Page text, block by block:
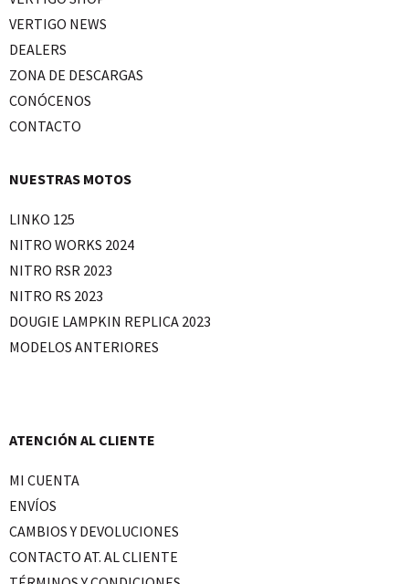
VERTIGO NEWS
DEALERS
ZONA DE DESCARGAS
CONÓCENOS
CONTACTO
NUESTRAS MOTOS
LINKO 125
NITRO WORKS 2024
NITRO RSR 2023
NITRO RS 2023
DOUGIE LAMPKIN REPLICA 2023
MODELOS ANTERIORES
ATENCIÓN AL CLIENTE
MI CUENTA
ENVÍOS
CAMBIOS Y DEVOLUCIONES
CONTACTO AT. AL CLIENTE